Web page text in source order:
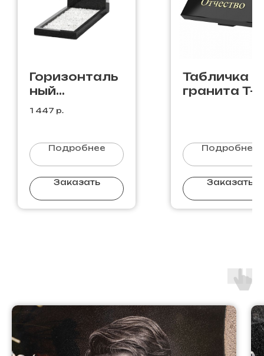
Горизонталь
ный
памятник
1 447 р.
Подробнее
Заказать
Табличка
гранита T-
Подробнее
Заказать